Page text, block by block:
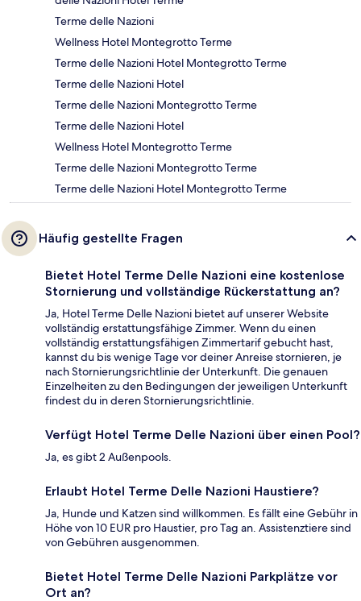
Terme delle Nazioni
Wellness Hotel Montegrotto Terme
Terme delle Nazioni Hotel Montegrotto Terme
Terme delle Nazioni Hotel
Terme delle Nazioni Montegrotto Terme
Terme delle Nazioni Hotel
Wellness Hotel Montegrotto Terme
Terme delle Nazioni Montegrotto Terme
Terme delle Nazioni Hotel Montegrotto Terme
Häufig gestellte Fragen
Bietet Hotel Terme Delle Nazioni eine kostenlose
Stornierung und vollständige Rückerstattung an?
Ja, Hotel Terme Delle Nazioni bietet auf unserer Website
vollständig erstattungsfähige Zimmer. Wenn du einen
vollständig erstattungsfähigen Zimmertarif gebucht hast,
kannst du bis wenige Tage vor deiner Anreise stornieren, je
nach Stornierungsrichtlinie der Unterkunft. Die genauen
Einzelheiten zu den Bedingungen der jeweiligen Unterkunft
findest du in deren Stornierungsrichtlinie.
Verfügt Hotel Terme Delle Nazioni über einen Pool?
Ja, es gibt 2 Außenpools.
Erlaubt Hotel Terme Delle Nazioni Haustiere?
Ja, Hunde und Katzen sind willkommen. Es fällt eine Gebühr in
Höhe von 10 EUR pro Haustier, pro Tag an. Assistenztiere sind
von Gebühren ausgenommen.
Bietet Hotel Terme Delle Nazioni Parkplätze vor
Ort an?